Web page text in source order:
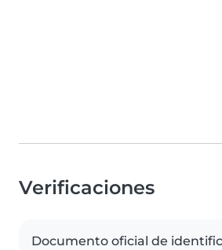
Verificaciones
Documento oficial de